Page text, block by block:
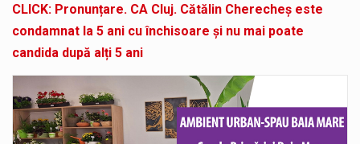
CLICK: Pronunțare. CA Cluj. Cătălin Cherecheș este
condamnat la 5 ani cu închisoare și nu mai poate
candida după alți 5 ani